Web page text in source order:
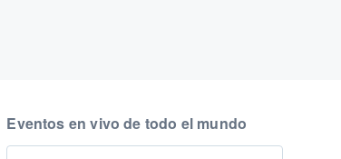
Eventos en vivo de todo el mundo